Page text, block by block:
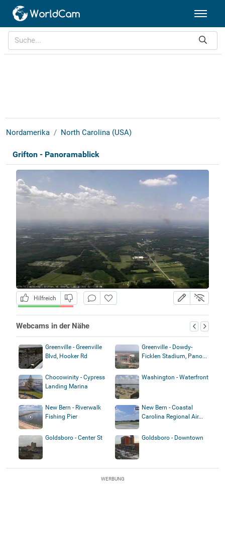
Nordamerika North Carolina (USA)
Grifton - Panoramablick
Hilfreich
Webcams in der Nähe
Greenville - Greenville
Blvd, Hooker Rd
Greenville - Dowdy-
Ficklen Stadium, Pano...
Chocowinity - Cypress
Landing Marina
Washington - Waterfront
New Bern - Riverwalk
Fishing Pier
New Bern - Coastal
Carolina Regional Air...
Goldsboro - Center St Goldsboro - Downtown
WERBUNG